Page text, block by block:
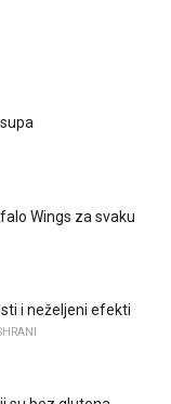
Wings za svaku
i neželjeni efekti